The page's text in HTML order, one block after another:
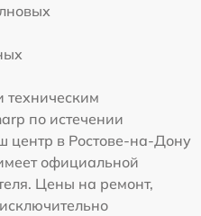
по истечении
центр в Ростове-на-Дону
официальной
Цены на ремонт,